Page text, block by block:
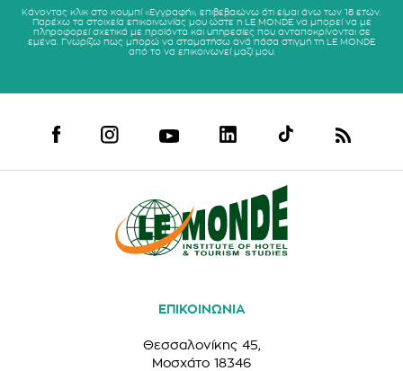
Κάνοντας κλικ στο κουμπί «Εγγραφή», επιβεβαιώνω ότι είμαι άνω των 18 ετών.
Παρέχω τα στοιχεία επικοινωνίας μου ώστε η LE MONDE να μπορεί να με
πληροφορεί σχετικά με προϊόντα και υπηρεσίες που ανταποκρίνονται σε
εμένα. Γνωρίζω πως μπορώ να σταματήσω ανά πάσα στιγμή τη LE MONDE
από το να επικοινωνεί μαζί μου.
ΕΠΙΚΟΙΝΩΝΙΑ
Θεσσαλονίκης 45,
Μοσχάτο 18346